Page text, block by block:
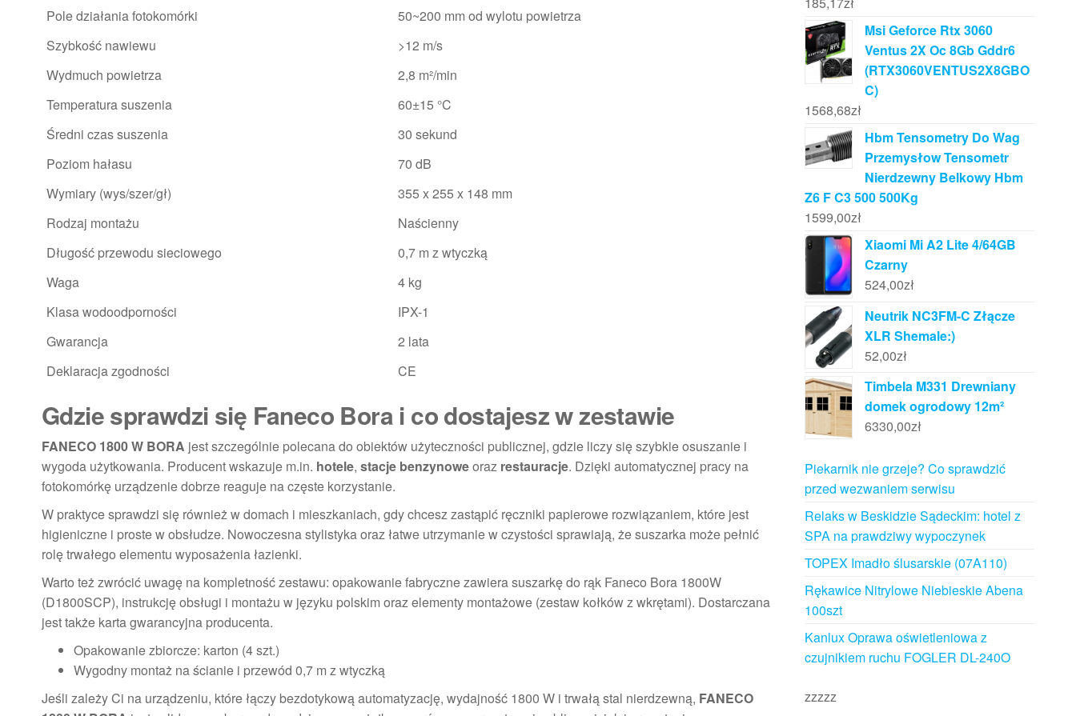
Pole działania fotokomórki
50~200 mm od wylotu powietrza
Szybkość nawiewu
>12 m/s
Wydmuch powietrza
2,8 m²/min
Temperatura suszenia
60±15 °C
Średni czas suszenia
30 sekund
Poziom hałasu
70 dB
Wymiary (wys/szer/gł)
355 x 255 x 148 mm
Rodzaj montażu
Naścienny
Długość przewodu sieciowego
0,7 m z wtyczką
Waga
4 kg
Klasa wodoodporności
IPX-1
Gwarancja
2 lata
Deklaracja zgodności
CE
Gdzie sprawdzi się Faneco Bora i co dostajesz w zestawie
FANECO 1800 W BORA jest szczególnie polecana do obiektów użyteczności publicznej, gdzie liczy się szybkie osuszanie i
wygoda użytkowania. Producent wskazuje m.in. hotele, stacje benzynoweoraz restauracje. Dzięki automatycznej pracy na
fotokomórkę urządzenie dobrze reaguje na częste korzystanie.
W praktyce sprawdzi się również w domach i mieszkaniach, gdy chcesz zastąpić ręczniki papierowe rozwiązaniem, które jest
higieniczne i proste w obsłudze. Nowoczesna stylistyka oraz łatwe utrzymanie w czystości sprawiają, że suszarka może pełnić
rolę trwałego elementu wyposażenia łazienki.
Warto też zwrócić uwagę na kompletność zestawu: opakowanie fabryczne zawiera suszarkę do rąk Faneco Bora 1800W
(D1800SCP), instrukcję obsługi i montażu w języku polskim oraz elementy montażowe (zestaw kołków z wkrętami). Dostarczana
jest także karta gwarancyjna producenta.
Opakowanie zbiorcze: karton (4 szt.)
Wygodny montaż na ścianie i przewód 0,7 m z wtyczką
Jeśli zależy Ci na urządzeniu, które łączy bezdotykową automatyzację, wydajność 1800 W i trwałą stal nierdzewną, FANECO
Msi Geforce Rtx 3060
Ventus 2X Oc 8Gb Gddr6
(RTX3060VENTUS2X8GBO
C)
1568,68zł
Hbm Tensometry Do Wag
Przemysłow Tensometr
Nierdzewny Belkowy Hbm
Z6 F C3 500 500Kg
1599,00zł
Xiaomi Mi A2 Lite 4/64GB
Czarny
524,00zł
Neutrik NC3FM-C Złącze
XLR Shemale:)
52,00zł
Timbela M331 Drewniany
domek ogrodowy 12m²
6330,00zł
Piekarnik nie grzeje? Co sprawdzić
przed wezwaniem serwisu
Relaks w Beskidzie Sądeckim: hotel z
SPA na prawdziwy wypoczynek
TOPEX Imadło ślusarskie (07A110)
Rękawice Nitrylowe Niebieskie Abena
100szt
Kanlux Oprawa oświetleniowa z
czujnikiem ruchu FOGLER DL-240O
zzzzz